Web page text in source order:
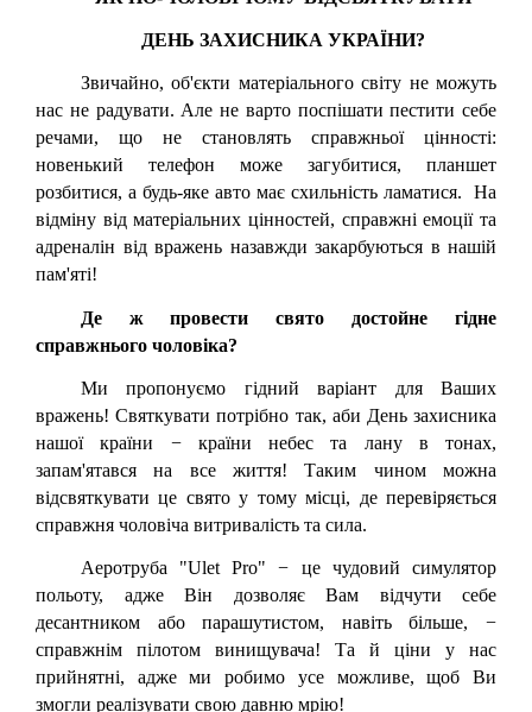
ДЕНЬ ЗАХИСНИКА УКРАЇНИ?
Звичайно, об'єкти матеріального світу не можуть
нас не радувати. Але не варто поспішати пестити себе
речами, що не становлять справжньої цінності:
новенький телефон може загубитися, планшет
розбитися, а будь-яке авто має схильність ламатися. На
відміну від матеріальних цінностей, справжні емоції та
адреналін від вражень назавжди закарбуються в нашій
пам'яті!
Де ж провести свято достойне гідне
справжнього чоловіка?
Ми пропонуємо гідний варіант для Ваших
вражень! Святкувати потрібно так, аби День захисника
нашої країни − країни небес та лану в тонах,
запам'ятався на все життя! Таким чином можна
відсвяткувати це свято у тому місці, де перевіряється
справжня чоловіча витривалість та сила.
Аеротруба "Ulet Pro" − це чудовий симулятор
польоту, адже Він дозволяє Вам відчути себе
десантником або парашутистом, навіть більше, −
справжнім пілотом винищувача! Та й ціни у нас
прийнятні, адже ми робимо усе можливе, щоб Ви
змогли реалізувати свою давню мрію!